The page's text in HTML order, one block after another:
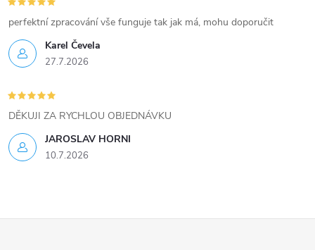
v
ý
p
i
s
u
Karel Čevela
27.7.2026
perfektní zpracování vše funguje tak jak má, mohu doporučit
JAROSLAV HORNI
10.7.2026
DĚKUJI ZA RYCHLOU OBJEDNÁVKU